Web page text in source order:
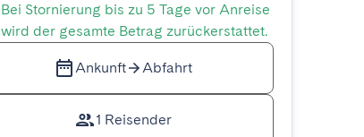
Bei Stornierung bis zu 5 Tage vor Anreise
wird der gesamte Betrag zurückerstattet.
Ankunft Abfahrt
1 Reisender